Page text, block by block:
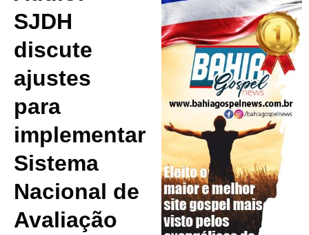
SJDH
discute
ajustes
para
implementar
Sistema
Nacional de
Avaliação